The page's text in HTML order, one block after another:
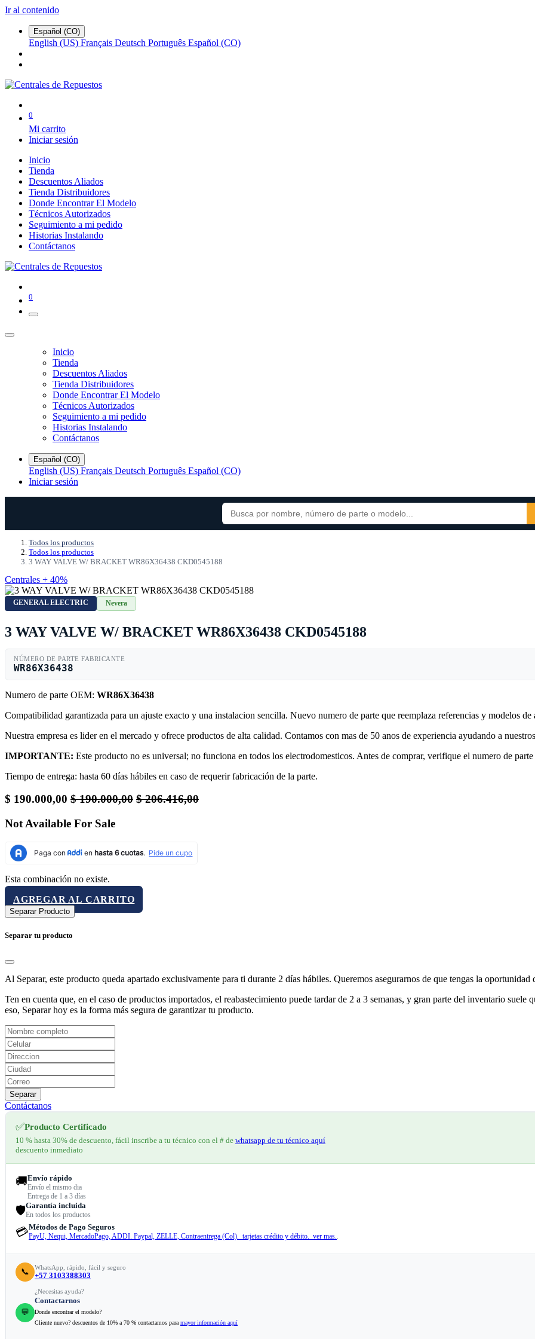
Ir al contenido
Español (CO)
English (US) Français Deutsch Português Español (CO)
0
Mi carrito
Iniciar sesión
Inicio
Tienda
Descuentos Aliados
Tienda Distribuidores
Donde Encontrar El Modelo
Técnicos Autorizados
Seguimiento a mi pedido
Historias Instalando
Contáctanos
0
Inicio
Tienda
Descuentos Aliados
Tienda Distribuidores
Donde Encontrar El Modelo
Técnicos Autorizados
Seguimiento a mi pedido
Historias Instalando
Contáctanos
Español (CO)
English (US) Français Deutsch Português Español (CO)
Iniciar sesión
Todos los productos
Todos los productos
3 WAY VALVE W/ BRACKET WR86X36438 CKD0545188
Centrales + 40%
GENERAL ELECTRIC Nevera
3 WAY VALVE W/ BRACKET WR86X36438 CKD0545188
NÚMERO DE PARTE FABRICANTE
WR86X36438
Numero de parte OEM: WR86X36438
Compatibilidad garantizada para un ajuste exacto y una instalacion sencilla. Nuevo numero de parte que reemplaza referencias y modelos de
Nuestra empresa es lider en el mercado y ofrece productos de alta calidad. Contamos con mas de 50 anos de experiencia ayudando a
IMPORTANTE: Este producto no es universal; no funciona en todos los electrodomesticos. Antes de comprar, verifique el numero de
Tiempo de entrega: hasta 60 días hábiles en caso de requerir fabricación de la parte.
$ 190.000,00 $190.000,00 $206.416,00
Not Available For Sale
Esta combinación no existe.
AGREGAR AL CARRITO
Separar Producto
Separar tu producto
Al Separar, este producto queda apartado exclusivamente para ti durante 2 días hábiles. Queremos asegurarnos de que tengas la oportunidad
Ten en cuenta que, en el caso de productos importados, el reabastecimiento puede tardar de 2 a 3 semanas, y gran parte del inventario
eso, Separar hoy es la forma más segura de garantizar tu producto.
Separar
Contáctanos
✅Producto Certificado
10 % hasta 30% de descuento, fácil inscribe a tu técnico con el # de whatsapp de tu técnico aquí
descuento inmediato
🚚Envío rápido
Envío el mismo dia
Entrega de 1 a 3 días
🛡️Garantía incluida
En todos los productos
💳Métodos de Pago Seguros
PayU, Nequi, MercadoPago, ADDI. Paypal, ZELLE, Contraentrega (Col). tarjetas crédito y débito. ver mas..
📞 WhatsApp, rápido, fácil y seguro
+57 3103388303
💬
¿Necesitas ayuda?
Contactarnos
Donde encontrar el modelo?
Cliente nuevo? descuentos de 10% a 70 % contactamos para mayor información aquí